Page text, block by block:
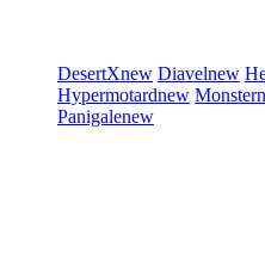
DesertXnew Diavelnew
Hypermotardnew Monster
Panigalenew